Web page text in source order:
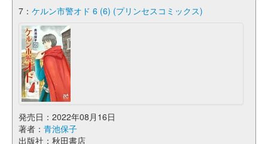
7： ケルン市警オド 6 (6) (プリンセスコミックス)
発売日：2022年08月16日
著者： 青池保子
出版社：秋田書店